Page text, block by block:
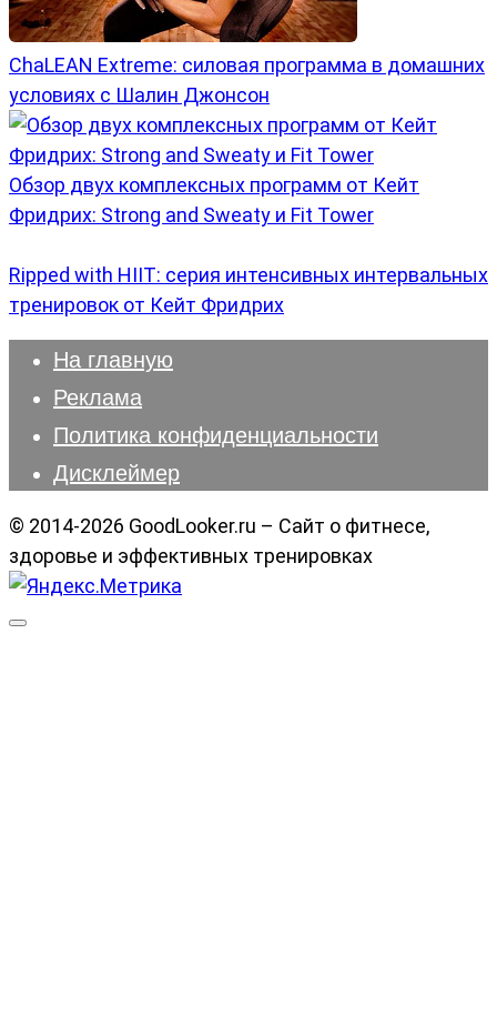
ChaLEAN Extreme: силовая программа в домашних
условиях с Шалин Джонсон
Обзор двух комплексных программ от Кейт
Фридрих: Strong and Sweaty и Fit Tower
Ripped with HIIT: серия интенсивных интервальных
тренировок от Кейт Фридрих
На главную
Реклама
Политика конфиденциальности
Дисклеймер
© 2014-2026 GoodLooker.ru – Сайт о фитнесе,
здоровье и эффективных тренировках